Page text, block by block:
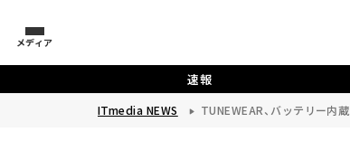
メディア
速報
ITmedia NEWS TUNEWEAR、バッテリー内